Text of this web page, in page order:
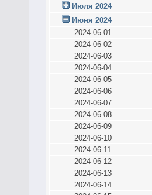
Июля 2024
Июня 2024
2024-06-01
2024-06-02
2024-06-03
2024-06-04
2024-06-05
2024-06-06
2024-06-07
2024-06-08
2024-06-09
2024-06-10
2024-06-11
2024-06-12
2024-06-13
2024-06-14